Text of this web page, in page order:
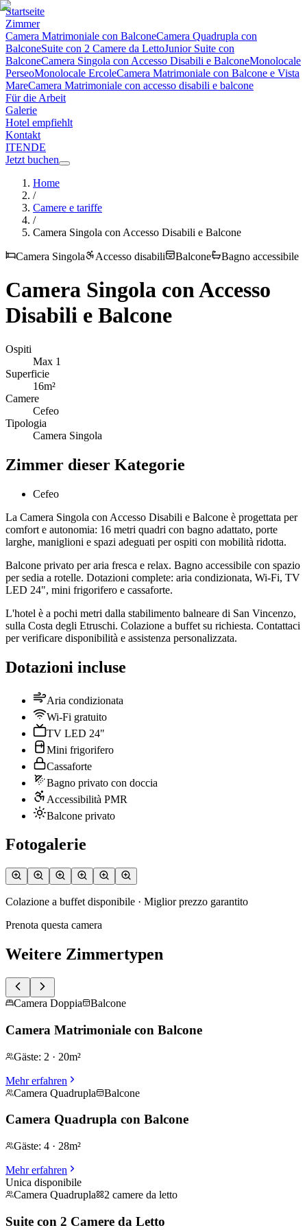
Startseite
Zimmer
Camera Matrimoniale con BalconeCamera Quadrupla con
BalconeSuite con 2 Camere da LettoJunior Suite con
BalconeCamera Singola con Accesso Disabili e BalconeMonolocale
PerseoMonolocale ErcoleCamera Matrimoniale con Balcone e Vista
MareCamera Matrimoniale con accesso disabili e balcone
Für die Arbeit
Galerie
Hotel empfiehlt
Kontakt
ITENDE
Jetzt buchen
Home
/
Camere e tariffe
/
Camera Singola con Accesso Disabili e Balcone
Camera Singola Accesso disabili Balcone Bagno accessibile
Camera Singola con Accesso
Disabili e Balcone
Ospiti
Max 1
Superficie
16m²
Camere
Cefeo
Tipologia
Camera Singola
Zimmer dieser Kategorie
Cefeo
La Camera Singola con Accesso Disabili e Balcone è progettata per
comfort e autonomia: 16 metri quadri con bagno adattato, porte
larghe, maniglioni e spazi adeguati per ospiti con mobilità ridotta.
Balcone privato per aria fresca e relax. Bagno accessibile con spazio
per sedia a rotelle. Dotazioni complete: aria condizionata, Wi-Fi, TV
LED 24", mini frigorifero e cassaforte.
L'hotel è a pochi metri dalla stabilimento balneare di San Vincenzo,
sulla Costa degli Etruschi. Colazione a buffet su richiesta. Contattaci
per verificare disponibilità e assistenza personalizzata.
Dotazioni incluse
Aria condizionata
Wi-Fi gratuito
TV LED 24"
Mini frigorifero
Cassaforte
Bagno privato con doccia
Accessibilità PMR
Balcone privato
Fotogalerie
Colazione a buffet disponibile · Miglior prezzo garantito
Prenota questa camera
Weitere Zimmertypen
Camera Doppia Balcone
Camera Matrimoniale con Balcone
Gäste: 2 · 20m²
Mehr erfahren
Camera Quadrupla
Balcone
Camera Quadrupla con Balcone
Gäste: 4 · 28m²
Mehr erfahren
Unica disponibile
Camera Quadrupla
2 camere da letto
Suite con 2 Camere da Letto